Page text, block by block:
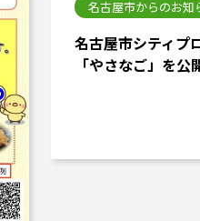
名古屋市からのお知
名古屋市シティプ
「やさなご」を公